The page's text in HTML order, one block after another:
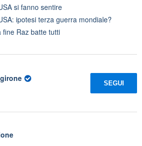
si fanno sentire
ipotesi terza guerra mondiale?
fine Raz batte tutti
SEGUI